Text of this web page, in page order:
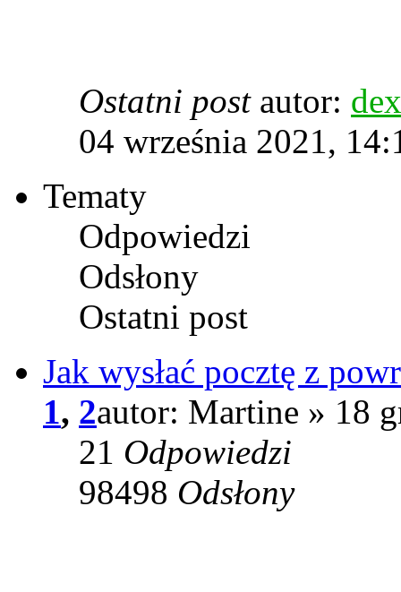
Ostatni post autor:
04 września 2021,
Tematy
Odpowiedzi
Odsłony
Ostatni post
Jak wysłać pocztę z
1, 2autor: Martine » 18
21 Odpowiedzi
98498 Odsłony